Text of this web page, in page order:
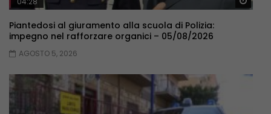
Piantedosi al giuramento alla scuola di Polizia:
impegno nel rafforzare organici – 05/08/2026
AGOSTO 5, 2026